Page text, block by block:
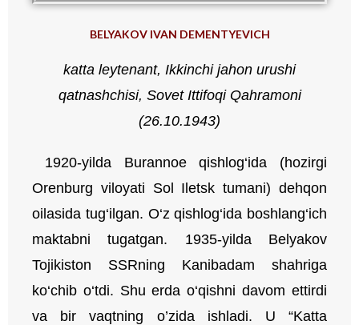
BELYAKOV IVAN DEMENTYEVICH
katta leytenant, Ikkinchi jahon urushi
qatnashchisi, Sovet Ittifoqi Qahramoni
(26.10.1943)
1920-yilda Burannoe qishlog‘ida (hozirgi
Orenburg viloyati Sol Iletsk tumani) dehqon
oilasida tug‘ilgan. O‘z qishlog‘ida boshlang‘ich
maktabni tugatgan. 1935-yilda Belyakov
Tojikiston SSRning Kanibadam shahriga
ko‘chib o‘tdi. Shu erda o‘qishni davom ettirdi
va bir vaqtning o’zida ishladi. U “Katta